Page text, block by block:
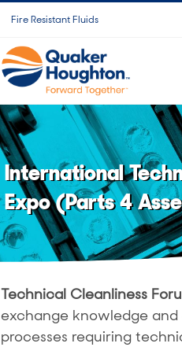
Fire Resistant Fluids
International
Expo (Parts 4
Technical Cleanliness
exchange knowledge
processes requiring